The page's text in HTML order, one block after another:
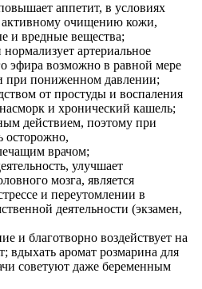
аппетит, в условиях
активному очищению кожи,
и вредные вещества;
артериальное
эфира возможно в равной мере
при пониженном давлении;
от простуды и воспаления
и хронический кашель;
действием, поэтому при
осторожно,
врачом;
улучшает
мозга, является
и переутомлении в
деятельности (экзамен,
и благотворно воздействует на
вдыхать аромат розмарина для
советуют даже беременным